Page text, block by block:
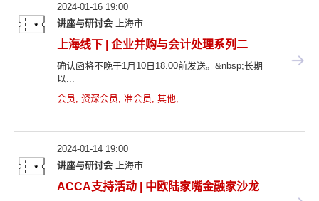
2024-01-16 19:00
讲座与研讨会
上海市
上海线下 | 企业并购与会计处理系列二
确认函将不晚于1月10日18.00前发送。&nbsp;长期
以...
会员; 资深会员; 准会员; 其他;
2024-01-14 19:00
讲座与研讨会
上海市
ACCA支持活动 | 中欧陆家嘴金融家沙龙